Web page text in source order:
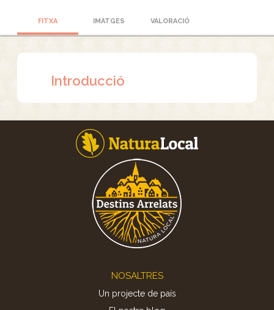
FITXA IMATGES VALORACIÓ
Introducció
NOSALTRES
Un projecte de país